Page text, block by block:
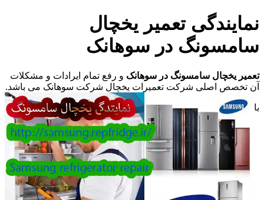
نمایندگی تعمیر یخچال
سامسونگ در سوهانک
تعمیر یخچال سامسونگ در سوهانک و رفع تمام ایرادات و مشکلات
آن تخصص اصلی شرکت تعمیرات یخچال شرکت سوهانک می باشد.
با